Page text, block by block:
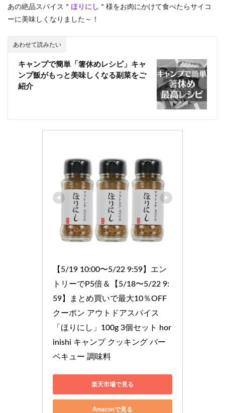
あの絶品スパイス＂ ほりにし ＂様をお肉にかけて食べたらサイコ
ーに美味しくなりました～！
あわせて読みたい
キャンプで簡単「箸休めレシピ」キャ
ンプ飯がもっと美味しくなる副菜をご
紹介
【5/19 10:00〜5/22 9:59】エン
トリーでP5倍＆【5/18〜5/22 9:
59】まとめ買いで最大10％OFF
クーポン アウトドアスパイス
「ほりにし」100g 3個セット hor
inishi キャンプ クッキング バー
ベキュー 調味料
楽天市場で見る
Amazonで見る